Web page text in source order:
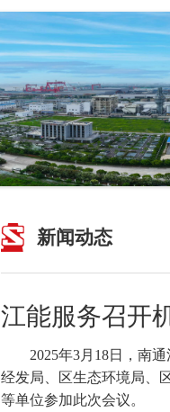
新闻动态
江能服务召开
2025年3月18日，南
经发局、区生态环境局、
等单位参加此次会议。